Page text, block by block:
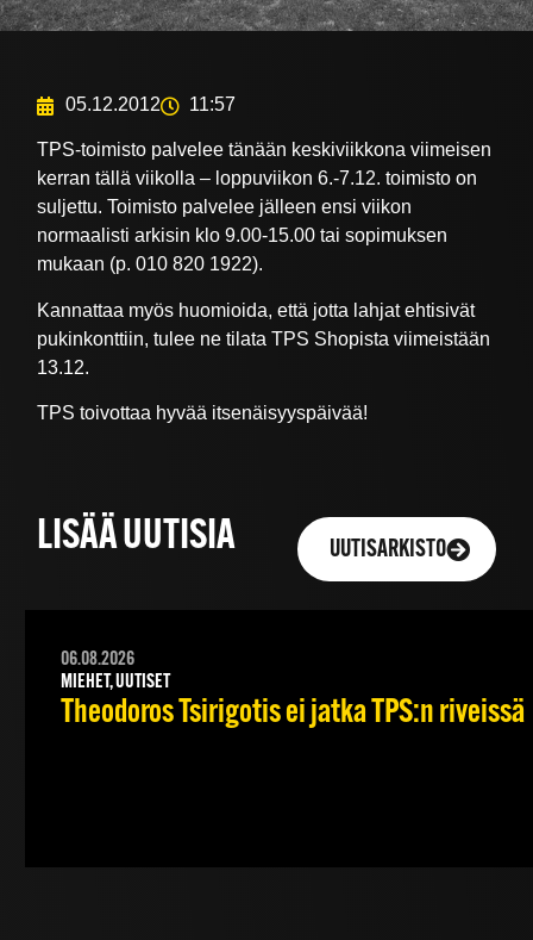
05.12.2012 11:57
TPS-toimisto palvelee tänään keskiviikkona viimeisen
kerran tällä viikolla – loppuviikon 6.-7.12. toimisto on
suljettu. Toimisto palvelee jälleen ensi viikon
normaalisti arkisin klo 9.00-15.00 tai sopimuksen
mukaan (p. 010 820 1922).
Kannattaa myös huomioida, että jotta lahjat ehtisivät
pukinkonttiin, tulee ne tilata TPS Shopista viimeistään
13.12.
TPS toivottaa hyvää itsenäisyyspäivää!
LISÄÄ UUTISIA UUTISARKISTO
06.08.2026
MIEHET, UUTISET
Theodoros Tsirigotis ei jatka TPS:n riveissä